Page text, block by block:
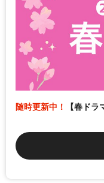
随時更新中！ 【春ド